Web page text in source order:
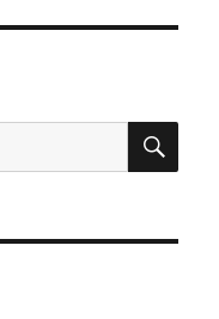
検